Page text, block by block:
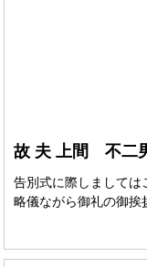
故 夫 上間 不二
告別式に際しましては
略儀ながら御礼の御挨